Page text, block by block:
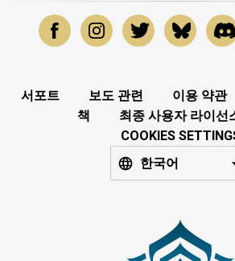
서포트 보도 관련 이용 약관
책
최종 사용자 라이선
COOKIES
한국어